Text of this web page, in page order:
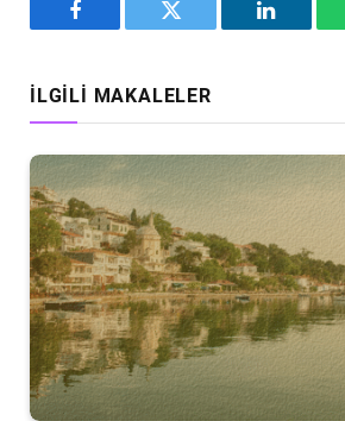
Facebook Twitter LinkedIn
İLGILI MAKALELER